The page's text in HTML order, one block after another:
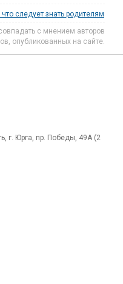
следует знать родителям
с мнением авторов
опубликованных на сайте.
г. Юрга, пр. Победы, 49А (2